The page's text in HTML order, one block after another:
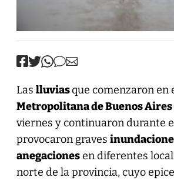
Las lluviasque comenzaron en
Metropolitana de Buenos Aires
viernes y continuaron durante
provocaron graves
anegacionesen diferentes
norte de la provincia, cuyo